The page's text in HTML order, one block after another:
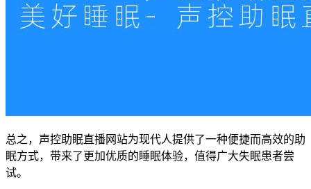
总之，声控助眠直播网站为现代人提供了一种便捷而高效的助
眠方式，带来了更加优质的睡眠体验，值得广大失眠患者尝
试。